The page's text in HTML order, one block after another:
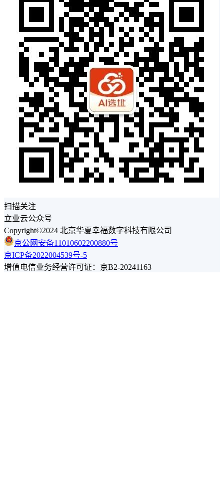
扫描关注
立业云公众号
Copyright©2024 北京华夏幸福数字科技有限公司
京公网安备11010602200880号
京ICP备2022004539号-5
增值电信业务经营许可证：京B2-20241163